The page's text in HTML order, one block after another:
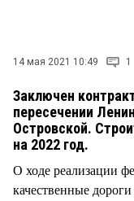
14 мая 2021 10:49 1
Заключен
пересечении
Островской.
на 2022 год.
О ходе реализации
качественные